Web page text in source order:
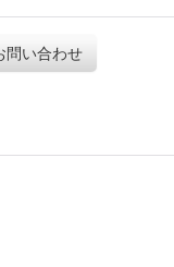
問い合わせ